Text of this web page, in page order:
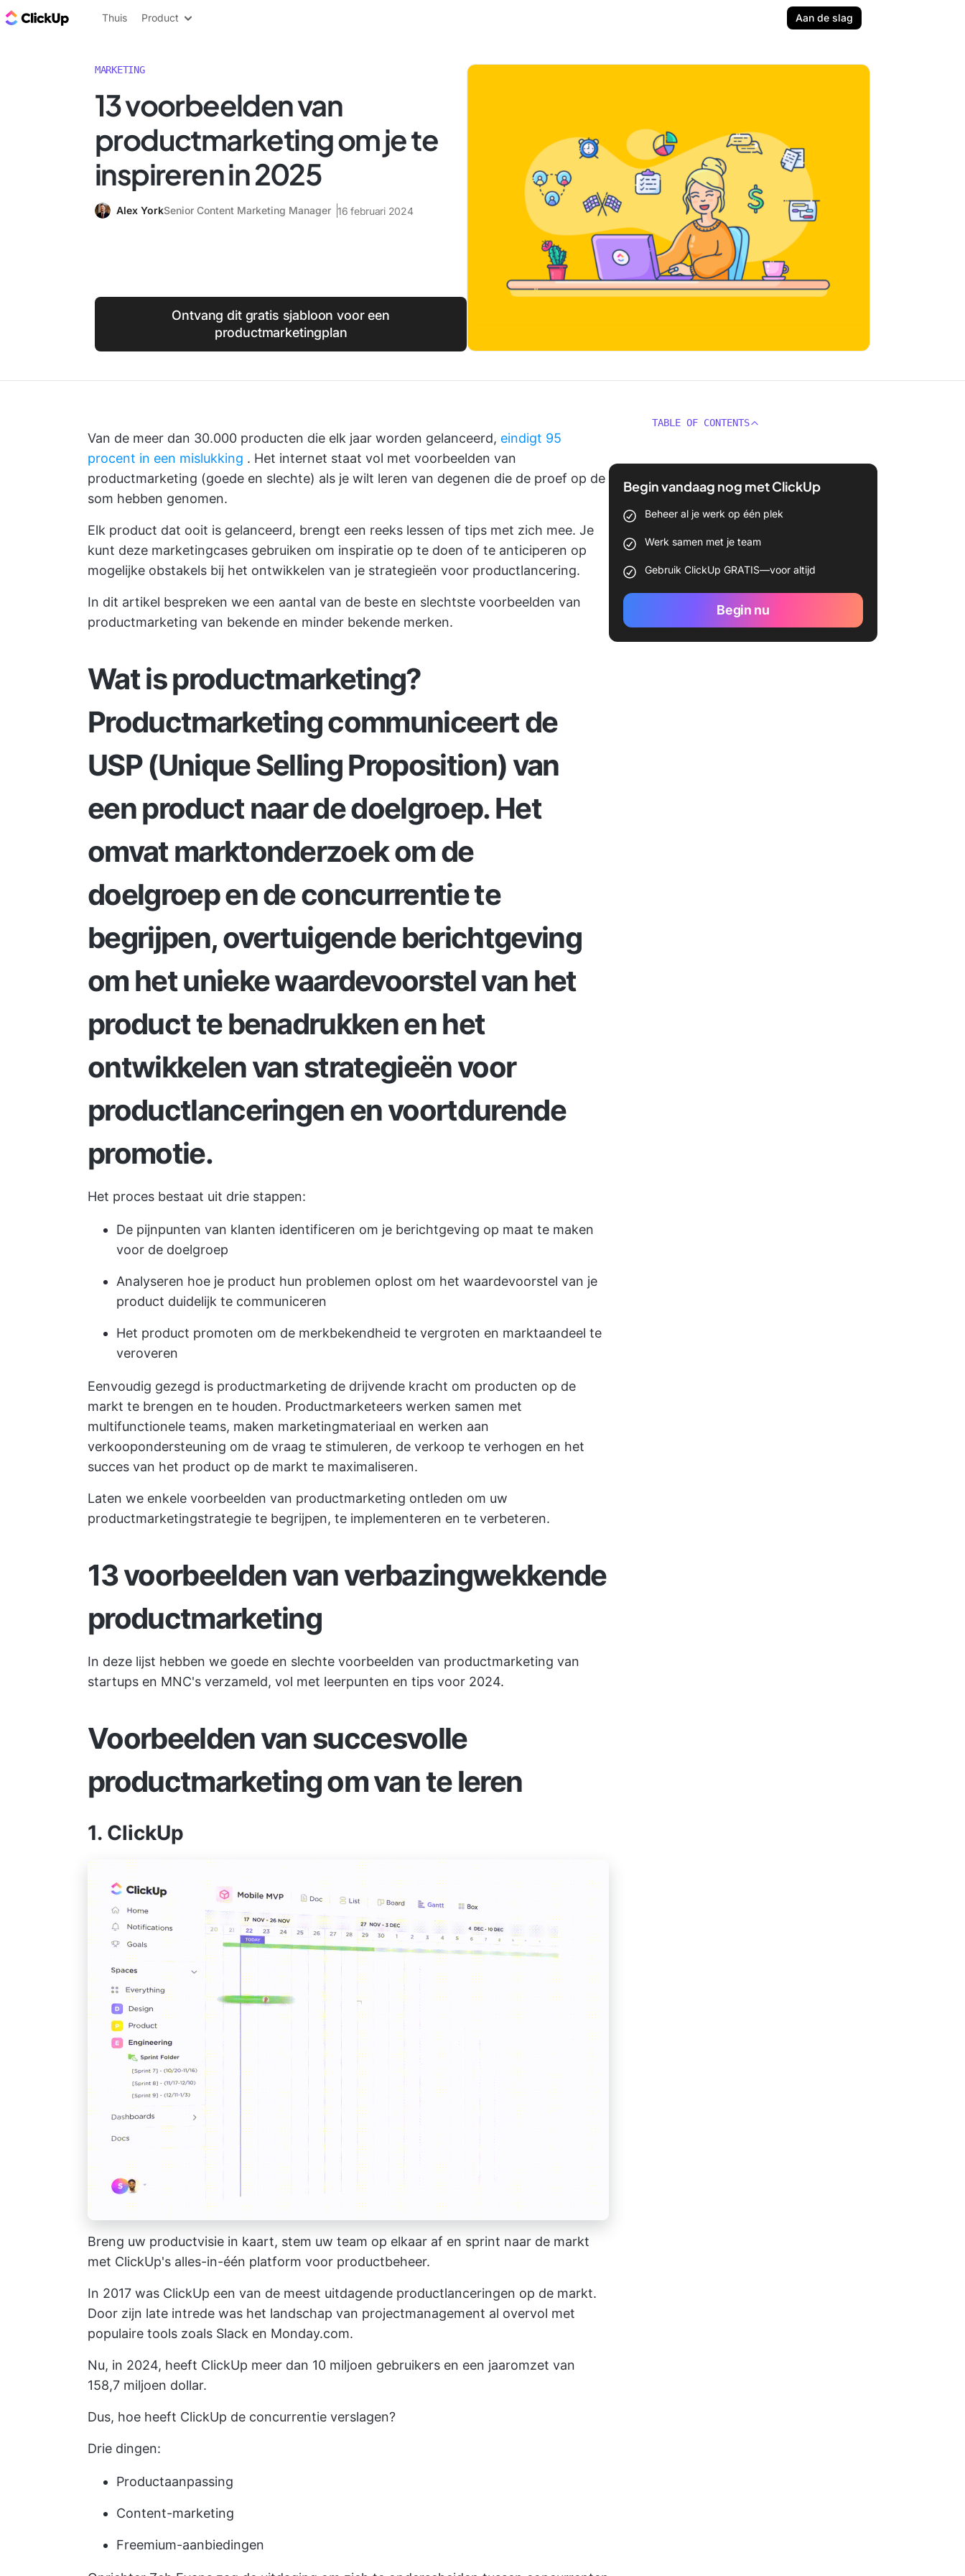
ClickUp Blog
Thuis Product Aan de slag
MARKETING
13 voorbeelden van
productmarketing om je te
inspireren in 2025
Alex YorkSenior Content Marketing Manager 16 februari 2024
Ontvang dit gratis sjabloon voor een
productmarketingplan
Van de meer dan 30.000 producten die elk jaar worden gelanceerd, eindigt 95
procent in een mislukking . Het internet staat vol met voorbeelden van
productmarketing (goede en slechte) als je wilt leren van degenen die de proef op de
som hebben genomen.
Elk product dat ooit is gelanceerd, brengt een reeks lessen of tips met zich mee. Je
kunt deze marketingcases gebruiken om inspiratie op te doen of te anticiperen op
mogelijke obstakels bij het ontwikkelen van je strategieën voor productlancering.
In dit artikel bespreken we een aantal van de beste en slechtste voorbeelden van
productmarketing van bekende en minder bekende merken.
Wat is productmarketing?
Productmarketingcommuniceert de
USP (Unique Selling Proposition) van
een product naar de doelgroep. Het
omvat marktonderzoek om de
doelgroep en de concurrentie te
begrijpen, overtuigende berichtgeving
om het unieke waardevoorstel van het
product te benadrukken en het
ontwikkelen van strategieën voor
productlanceringen en voortdurende
promotie.
Het proces bestaat uit drie stappen:
De pijnpunten van klanten identificeren om je berichtgeving op maat te maken
voor de doelgroep
Analyseren hoe je product hun problemen oplost om het waardevoorstel van je
product duidelijk te communiceren
Het product promoten om de merkbekendheid te vergroten en marktaandeel te
veroveren
Eenvoudig gezegd is productmarketing de drijvende kracht om producten op de
markt te brengen en te houden. Productmarketeers werken samen met
multifunctionele teams, maken marketingmateriaal en werken aan
verkoopondersteuning om de vraag te stimuleren, de verkoop te verhogen en het
succes van het product op de markt te maximaliseren.
Laten we enkele voorbeelden van productmarketing ontleden om uw
productmarketingstrategie te begrijpen, te implementeren en te verbeteren.
13 voorbeelden van verbazingwekkende
productmarketing
In deze lijst hebben we goede en slechte voorbeelden van productmarketing van
startups en MNC's verzameld, vol met leerpunten en tips voor 2024.
Voorbeelden van succesvolle
productmarketing om van te leren
1. ClickUp
Breng uw productvisie in kaart, stem uw team op elkaar af en sprint naar de markt
met ClickUp's alles-in-één platform voor productbeheer.
In 2017 was ClickUp een van de meest uitdagende productlanceringen op de markt.
Door zijn late intrede was het landschap van projectmanagement al overvol met
populaire tools zoals Slack en Monday.com.
Nu, in 2024, heeft ClickUp meer dan 10 miljoen gebruikers en een jaaromzet van
158,7 miljoen dollar.
Dus, hoe heeft ClickUp de concurrentie verslagen?
Drie dingen:
Productaanpassing
Content-marketing
Freemium-aanbiedingen
TABLE OF CONTENTS
Begin vandaag nog met ClickUp
Beheer al je werk op één plek
Werk samen met je team
Gebruik ClickUp GRATIS—voor altijd
Begin nu